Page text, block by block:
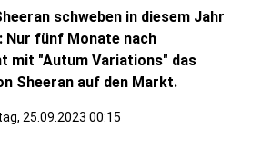
schweben in diesem Jahr
Nur fünf Monate nach
mit "Autum Variations" das
Sheeran auf den Markt.
25.09.2023 00:15